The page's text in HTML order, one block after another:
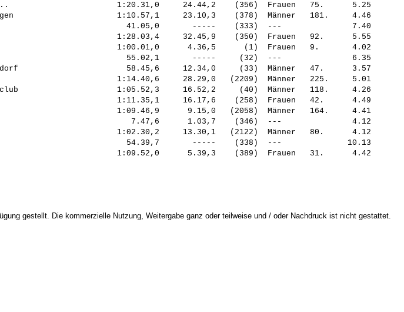
...                       1:20.31,0     24.44,2    (356)  Frauen   75.      5.25
1:10.57,1     23.10,3    (378)  Männer   181.     4.46
41.05,0       -----    (333)  ---               7.40
1:28.03,4     32.45,9    (350)  Frauen   92.      5.55
1:00.01,0      4.36,5      (1)  Frauen   9.       4.02
55.02,1       -----     (32)  ---               6.35
58.45,6     12.34,0     (33)  Männer   47.      3.57
1:14.40,6     28.29,0   (2209)  Männer   225.     5.01
1:05.52,3     16.52,2     (40)  Männer   118.     4.26
1:11.35,1     16.17,6    (258)  Frauen   42.      4.49
1:09.46,9      9.15,0   (2058)  Männer   164.     4.41
7.47,6      1.03,7    (346)  ---               4.12
1:02.30,2     13.30,1   (2122)  Männer   80.      4.12
54.39,7       -----    (338)  ---              10.13
gestellt. Die kommerzielle Nutzung, Weitergabe ganz oder teilweise und / oder Nachdruck ist nicht gestattet.